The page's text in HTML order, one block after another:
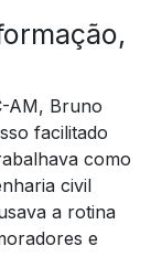
AM, Bruno
facilitado
como
civil
a rotina
e